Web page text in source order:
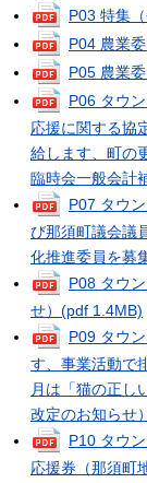
P03 特集
P04 農業
P05 農業
P06 タウ
応援に関する協
給します、町の
臨時会一般会計
P07 タウ
び那須町議会議
化推進委員を募
P08 タウ
せ） (pdf 1.4MB)
P09 タウ
す、事業活動で
月は「猫の正し
改定のお知らせ）
P10 タウ
応援券（那須町